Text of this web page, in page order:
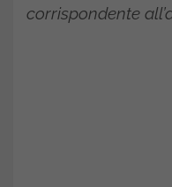
corrispondente